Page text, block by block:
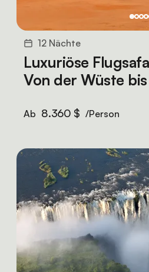
12 Nächte
Luxuriöse
Von der Wüste
Ab 8.360 $ /Person